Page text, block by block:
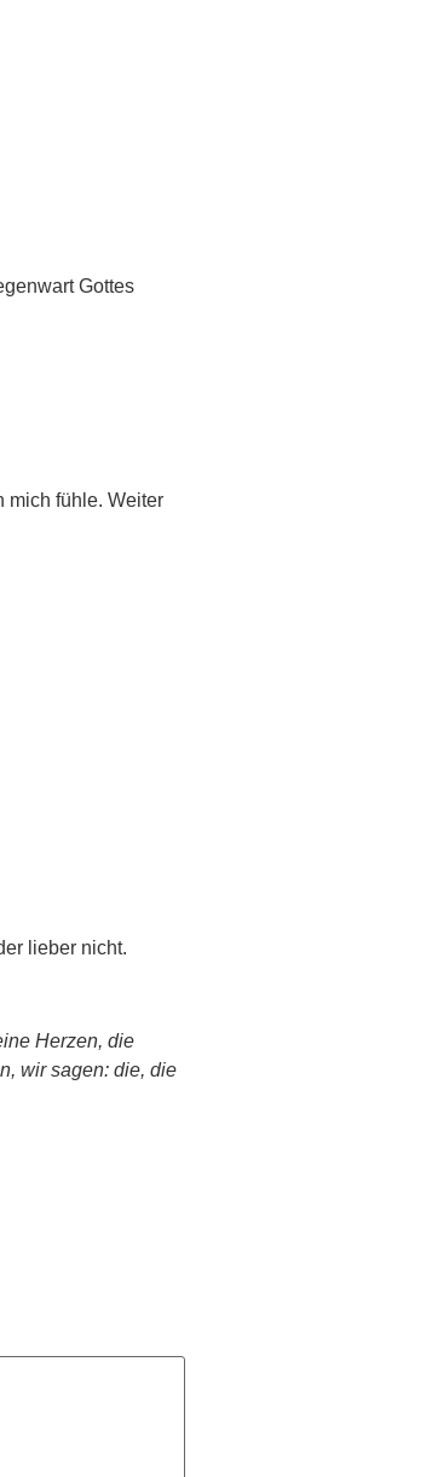
Gottes
mich fühle. Weiter
lieber nicht.
Herzen, die
wir sagen: die, die